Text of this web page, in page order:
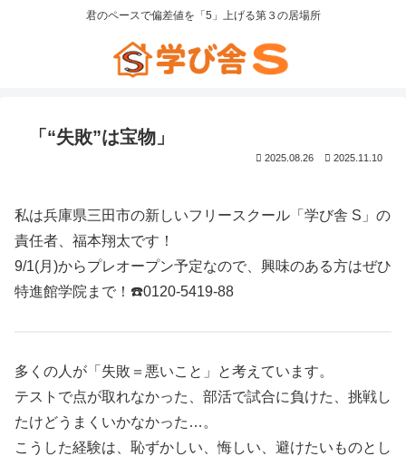
君のペースで偏差値を「5」上げる第３の居場所
「“失敗”は宝物」
2025.08.26 2025.11.10
私は兵庫県三田市の新しいフリースクール「学び舎 S」の
責任者、福本翔太です！
9/1(月)からプレオープン予定なので、興味のある方はぜひ
特進館学院まで！☎️0120-5419-88
多くの人が「失敗＝悪いこと」と考えています。
テストで点が取れなかった、部活で試合に負けた、挑戦し
たけどうまくいかなかった…。
こうした経験は、恥ずかしい、悔しい、避けたいものとし